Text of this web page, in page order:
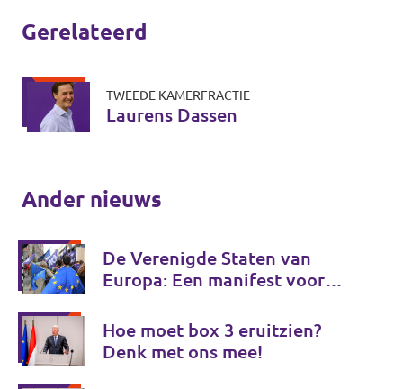
Gerelateerd
TWEEDE KAMERFRACTIE
Laurens Dassen
Ander nieuws
De Verenigde Staten van
Europa: Een manifest voor
Hoe moet box 3 eruitzien?
Denk met ons mee!